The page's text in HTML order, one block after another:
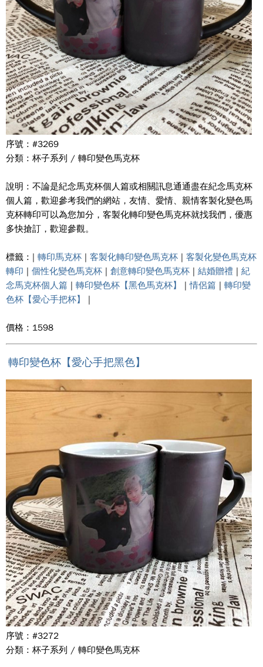
序號 : #3269
分類 : 杯子系列 / 轉印變色馬克杯
說明 : 不論是紀念馬克杯個人篇或相關訊息通通盡在紀念馬克杯
個人篇，歡迎參考我們的網站，友情、愛情、親情客製化變色馬
克杯轉印可以為您加分，客製化轉印變色馬克杯就找我們，優惠
多快搶訂，歡迎參觀。
標籤 : | 轉印馬克杯 | 客製化轉印變色馬克杯 | 客製化變色馬克杯
轉印 | 個性化變色馬克杯 | 創意轉印變色馬克杯 | 結婚贈禮 | 紀
念馬克杯個人篇 | 轉印變色杯【黑色馬克杯】 |情侶篇 | 轉印變
色杯【愛心手把杯】
|
價格 : 1598
轉印變色杯【愛心手把黑色】
序號 : #3272
分類 : 杯子系列 / 轉印變色馬克杯